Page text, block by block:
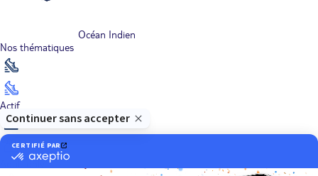
Océan Indien
Nos thématiques
Actif
Adult only